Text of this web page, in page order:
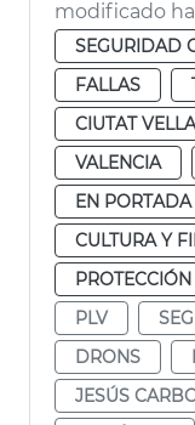
modificado
SEGURIDAD
FALLAS
CIUTAT VELLA
VALENCIA
EN
CULTURA Y
PLV
DRONS
JESÚS